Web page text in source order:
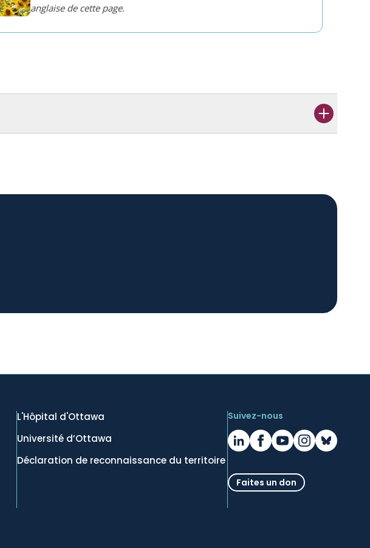
anglaise de cette page.
L'Hôpital d'Ottawa
Université d’Ottawa
Déclaration de reconnaissance du territoire
Suivez-nous
Faites un don